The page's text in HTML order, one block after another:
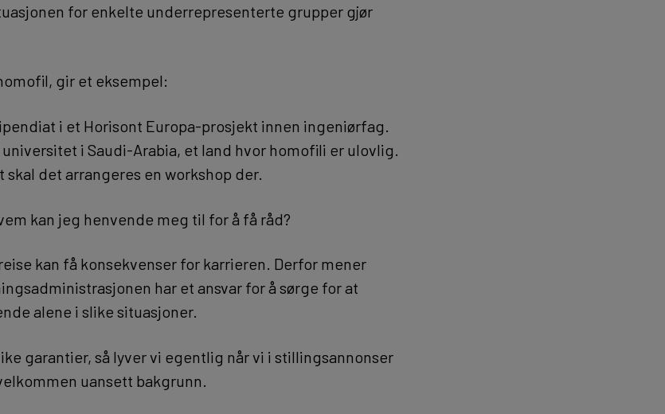
for enkelte underrepresenterte grupper gjør
gir et eksempel:
i et Horisont Europa-prosjekt innen ingeniørfag.
i Saudi-Arabia, et land hvor homofili er ulovlig.
det arrangeres en workshop der.
kan jeg henvende meg til for å få råd?
kan få konsekvenser for karrieren. Derfor mener
har et ansvar for å sørge for at
alene i slike situasjoner.
garantier, så lyver vi egentlig når vi i stillingsannonser
uansett bakgrunn.